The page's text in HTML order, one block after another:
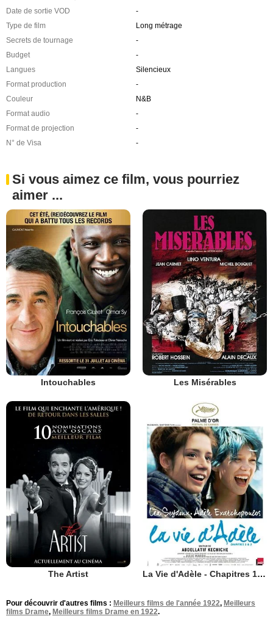
Date de sortie VOD
-
Type de film
Long métrage
Secrets de tournage
-
Budget
-
Langues
Silencieux
Format production
-
Couleur
N&B
Format audio
-
Format de projection
-
N° de Visa
-
Si vous aimez ce film, vous pourriez
aimer ...
Intouchables Les Misérables
The Artist La Vie d'Adèle - Chapitres 1 et 2
Pour découvrir d'autres films : Meilleurs films de l'année 1922, Meilleurs
films Drame, Meilleurs films Drame en 1922.